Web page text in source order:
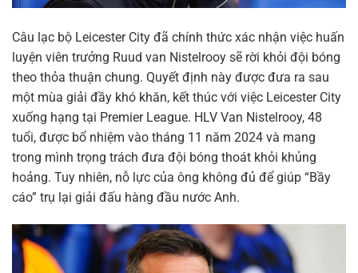
Câu lạc bộ Leicester City đã chính thức xác nhận việc huấn
luyện viên trưởng Ruud van Nistelrooy sẽ rời khỏi đội bóng
theo thỏa thuận chung. Quyết định này được đưa ra sau
một mùa giải đầy khó khăn, kết thúc với việc Leicester City
xuống hạng tại Premier League. HLV Van Nistelrooy, 48
tuổi, được bổ nhiệm vào tháng 11 năm 2024 và mang
trong mình trọng trách đưa đội bóng thoát khỏi khủng
hoảng. Tuy nhiên, nỗ lực của ông không đủ để giúp “Bầy
cáo” trụ lại giải đấu hàng đầu nước Anh.